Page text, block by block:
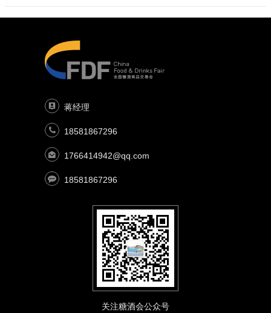
蒋经理
18581867296
1766414942@qq.com
18581867296
关注糖酒会公众号